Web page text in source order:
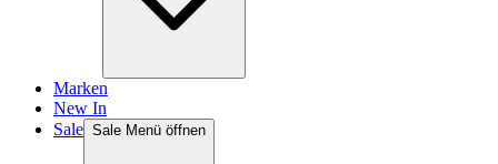
Marken
New In
Sale Sale Menü öffnen